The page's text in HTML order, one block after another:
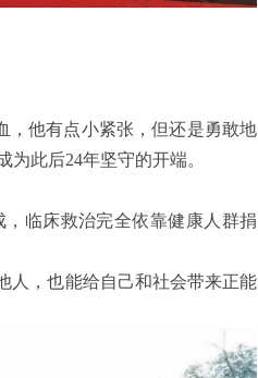
，他有点小紧张，但还是勇敢地
此后24年坚守的开端。
临床救治完全依靠健康人群捐
人，也能给自己和社会带来正能